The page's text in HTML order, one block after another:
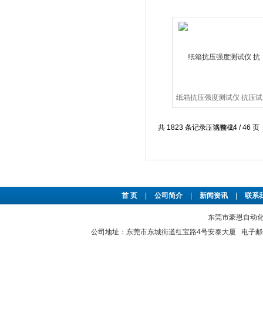
纸箱抗压强度测试仪 抗压试
验机
共 1823 条记录，当前 24 / 46 页
首 页 公司简介 新闻资讯 联系
东莞市豪恩自动
公司地址：东莞市东城街道红宝路4号安泰大厦 电子